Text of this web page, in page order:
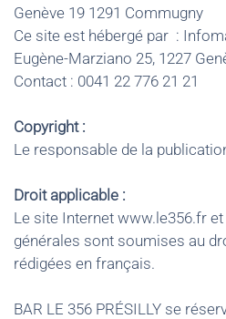
Genève 19 1291 Commugny
Ce site est hébergé par :
Eugène-Marziano 25, 1227
Contact : 0041 22 776 21 21
Copyright :
Le responsable de la
Droit applicable :
Le site Internet www.le356.fr
générales sont soumises au
rédigées en français.
BAR LE 356 PRÉSILLY se